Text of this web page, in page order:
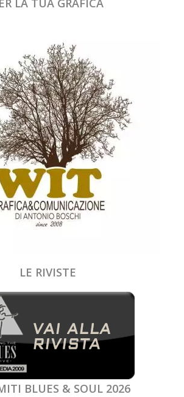
LA TUA GRAFICA
LE RIVISTE
BLUES & SOUL 2026